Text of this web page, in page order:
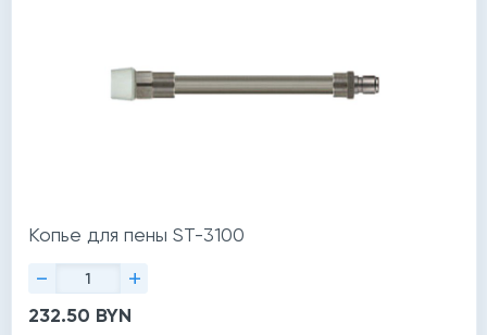
Копье для пены ST-3100
- +
232.50 BYN